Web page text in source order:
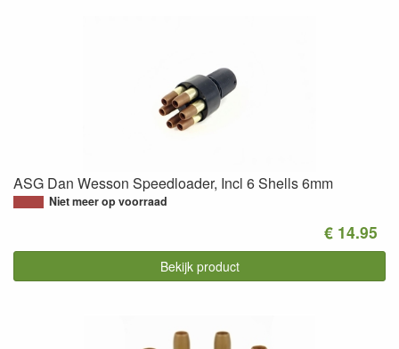
ASG Dan Wesson Speedloader, Incl 6 Shells 6mm
Niet meer op voorraad
€ 14.95
Bekijk product